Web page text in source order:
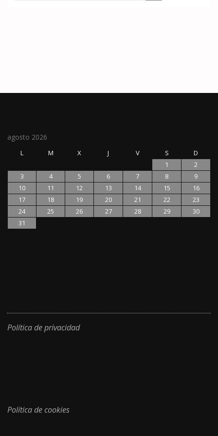
agosto 2026
L M X J V S
D
1
2
3
4 5 6 7 8
9
10
11 12 13 14 15
16
17
18 19 20 21 22
23
24
25 26 27 28 29
30
31
Política de privacidad
Política de cookies